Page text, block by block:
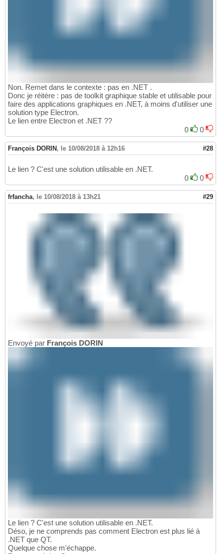
Non. Remet dans le contexte : pas en .NET .
Donc je réitère : pas de toolkit graphique stable et utilisable pour
faire des applications graphiques en .NET, à moins d'utiliser une
solution type Electron.
Le lien entre Electron et .NET ??
0
0
François DORIN , le 10/08/2018 à 12h16 #28
Le lien ? C'est une solution utilisable en .NET.
0
0
frfancha, le 10/08/2018 à 13h21 #29
Envoyé par François DORIN
Le lien ? C'est une solution utilisable en .NET.
Déso, je ne comprends pas comment Electron est plus lié à
.NET que QT.
Quelque chose m'échappe.